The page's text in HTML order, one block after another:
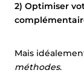
2) Optimiser
Mais
méthodes.